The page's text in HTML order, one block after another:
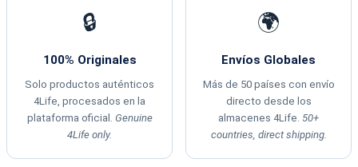
🔒
100% Originales
Solo productos auténticos
4Life, procesados en la
plataforma oficial. Genuine
4Life only.
🌍
Envíos Globales
Más de 50 países con envío
directo desde los
almacenes 4Life. 50+
countries, direct shipping.